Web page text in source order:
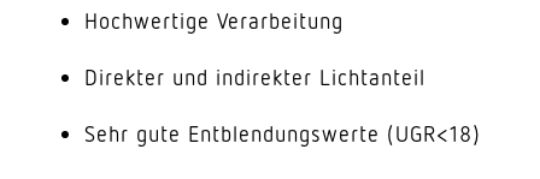
Hochwertige Verarbeitung
Direkter und indirekter Lichtanteil
Sehr gute Entblendungswerte (UGR<18)